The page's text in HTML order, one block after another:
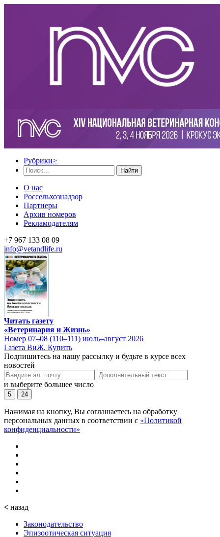
Рубрики>
Найти
О нас
Россельхознадзор
Партнеры
Архив номеров
Рекламодателям
+7 967 133 08 09
info@vetandlife.ru
Читать газету
«Ветеринария и Жизнь»
Номер 07–08 (110–111) июль–август 2026
Газета ВиЖ. Купить
Подпишитесь на нашу рассылку и будьте в курсе всех
новостей
и выберите большее число
5 24
Нажимая на кнопку, Вы соглашаетесь на обработку
персональных данных в соответствии с «Политикой
конфиденциальности»
< назад
Законодательство
Эпизоотическая ситуация